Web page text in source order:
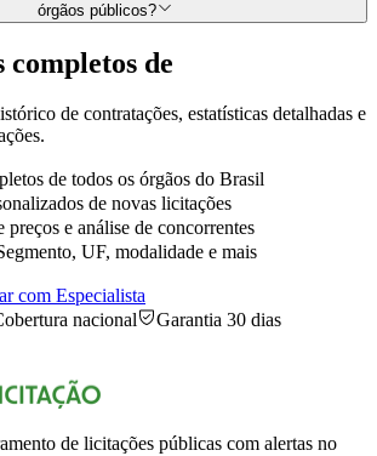
órgãos públicos?
completos de
de contratações, estatísticas detalhadas e
de todos os órgãos do Brasil
de novas licitações
preços e análise de concorrentes
UF, modalidade e mais
com Especialista
nacional Garantia 30 dias
de licitações públicas com alertas no